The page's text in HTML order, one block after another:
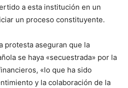
a esta institución en un
un proceso constituyente.
protesta aseguran que la
se haya «secuestrada» por la
«lo que ha sido
y la colaboración de la